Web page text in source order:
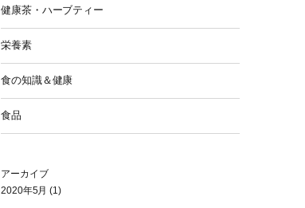
健康茶・ハーブティー
栄養素
食の知識＆健康
食品
アーカイブ
2020年5月 (1)